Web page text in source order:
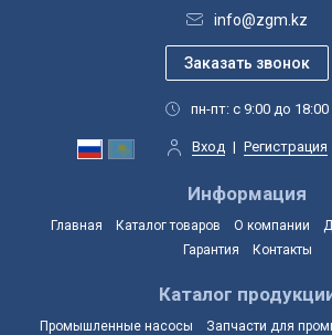
info@zgm.kz
пн-пт: с 9:00 до 18:00
Вход | Регистрация
Информация
Главная Каталог товаров О компании
Гарантия
Контакты
Каталог
Промышленные насосы
Запчасти для